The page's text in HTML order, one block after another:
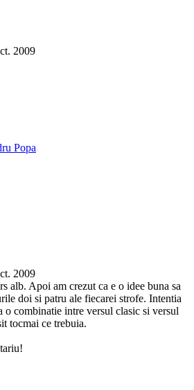
2009
Popa
2009
alb. Apoi am crezut ca e o idee buna sa
doi si patru ale fiecarei strofe. Intentia
o combinatie intre versul clasic si versul
tocmai ce trebuia.